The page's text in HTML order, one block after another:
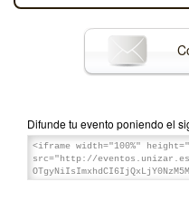
Difunde tu evento poniendo el